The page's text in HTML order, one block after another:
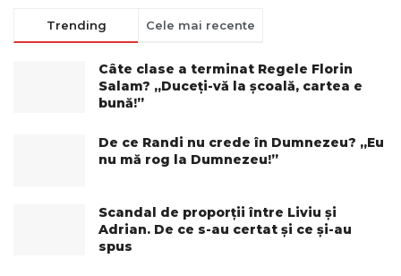
Trending Cele mai recente
Câte clase a terminat Regele Florin
Salam? „Duceți-vă la școală, cartea e
bună!”
De ce Randi nu crede în Dumnezeu? „Eu
nu mă rog la Dumnezeu!”
Scandal de proporții între Liviu și
Adrian. De ce s-au certat și ce și-au
spus